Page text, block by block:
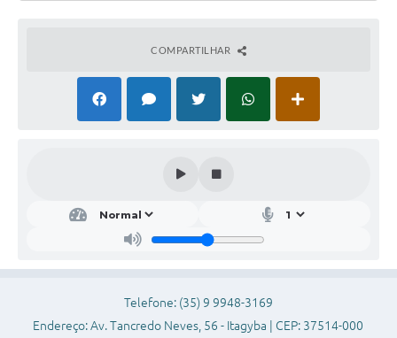
COMPARTILHAR
Telefone: (35) 9 9948-3169
Endereço: Av. Tancredo Neves, 56 - Itagyba | CEP: 37514-000